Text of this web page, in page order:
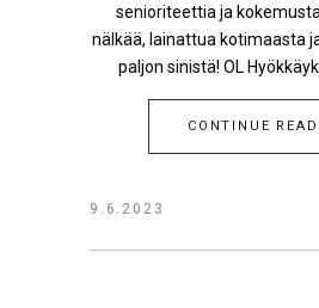
senioriteettia ja
nälkää, lainattua kotimaasta
paljon sinistä! OL
CONTINUE
9.6.2023